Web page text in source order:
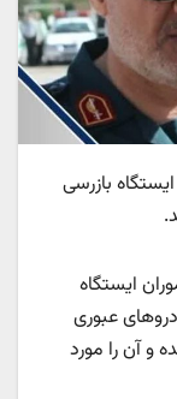
بازرسی
ایستگاه
عبوری
و آن را مورد